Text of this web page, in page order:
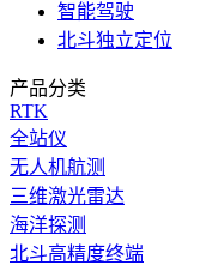
智能驾驶
北斗独立定位
产品分类
RTK
全站仪
无人机航测
三维激光雷达
海洋探测
北斗高精度终端